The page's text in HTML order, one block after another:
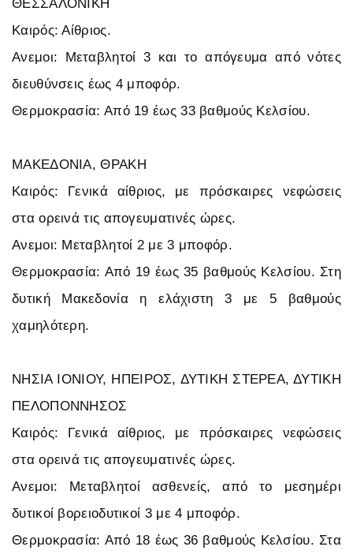
ΘΕΣΣΑΛΟΝΙΚΗ
Καιρός: Αίθριος.
Ανεμοι: Μεταβλητοί 3 και το απόγευμα από νότες
διευθύνσεις έως 4 μποφόρ.
Θερμοκρασία: Από 19 έως 33 βαθμούς Κελσίου.
ΜΑΚΕΔΟΝΙΑ, ΘΡΑΚΗ
Καιρός: Γενικά αίθριος, με πρόσκαιρες νεφώσεις
στα ορεινά τις απογευματινές ώρες.
Ανεμοι: Μεταβλητοί 2 με 3 μποφόρ.
Θερμοκρασία: Από 19 έως 35 βαθμούς Κελσίου. Στη
δυτική Μακεδονία η ελάχιστη 3 με 5 βαθμούς
χαμηλότερη.
ΝΗΣΙΑ ΙΟΝΙΟΥ, ΗΠΕΙΡΟΣ, ΔΥΤΙΚΗ ΣΤΕΡΕΑ, ΔΥΤΙΚΗ
ΠΕΛΟΠΟΝΝΗΣΟΣ
Καιρός: Γενικά αίθριος, με πρόσκαιρες νεφώσεις
στα ορεινά τις απογευματινές ώρες.
Ανεμοι: Μεταβλητοί ασθενείς, από το μεσημέρι
δυτικοί βορειοδυτικοί 3 με 4 μποφόρ.
Θερμοκρασία: Από 18 έως 36 βαθμούς Κελσίου. Στα